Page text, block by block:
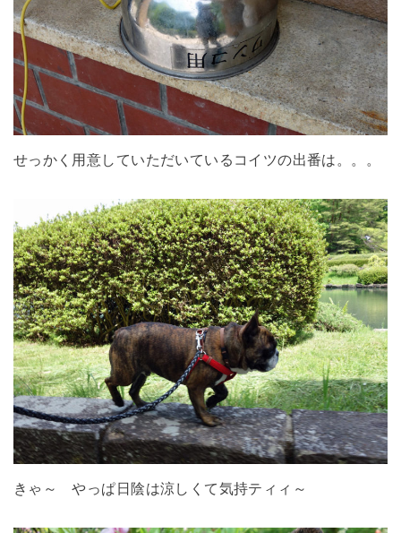
せっかく用意していただいているコイツの出番は。。。
きゃ～ やっぱ日陰は涼しくて気持ティィ～